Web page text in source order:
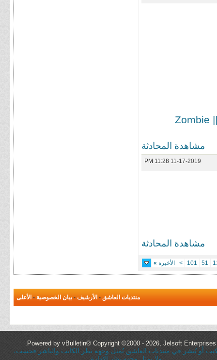
|| بترجمة فريق الحرية || المجلد الرابع والأخير من مانجا || Zombie
مشاهدة المحادثة
11-17-2019
11:28 PM
مشاهدة المحادثة
51
101
> الأخيرة »
منتديات العاشق - الأرشيف - بيان الخصوصية - الأعلى
Powered by vBulletin® Copyright ©2000 - 2026, Jelsoft Enterprises
أو يُنشر في منتديات العاشق يُمثل وجهة نظر الكاتب والناشر فحسب،